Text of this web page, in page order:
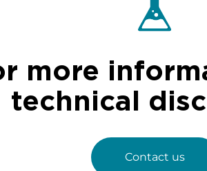
more
technical
Contact us